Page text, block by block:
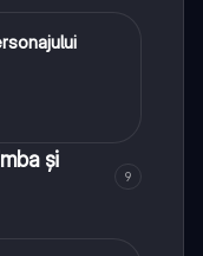
și
9